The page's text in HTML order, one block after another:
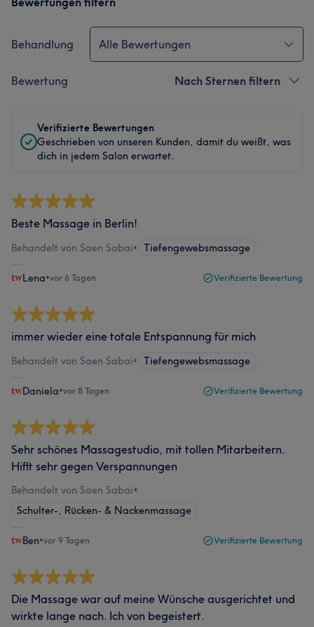
Behandlung Alle Bewertungen
Bewertung Nach Sternen filtern
Verifizierte Bewertungen
Geschrieben von unseren Kunden, damit du weißt, was
dich in jedem Salon erwartet.
Beste Massage in Berlin!
Behandelt von Saen Sabai• Tiefengewebsmassage
Lena•vor 6 Tagen Verifizierte Bewertung
immer wieder eine totale Entspannung für mich
Behandelt von Saen Sabai• Tiefengewebsmassage
Daniela•vor 8 Tagen Verifizierte Bewertung
Sehr schönes Massagestudio, mit tollen Mitarbeitern.
Hiflt sehr gegen Verspannungen
Behandelt von Saen Sabai•
Schulter-, Rücken- & Nackenmassage
Ben•vor 9 Tagen Verifizierte Bewertung
Die Massage war auf meine Wünsche ausgerichtet und
wirkte lange nach. Ich von begeistert.